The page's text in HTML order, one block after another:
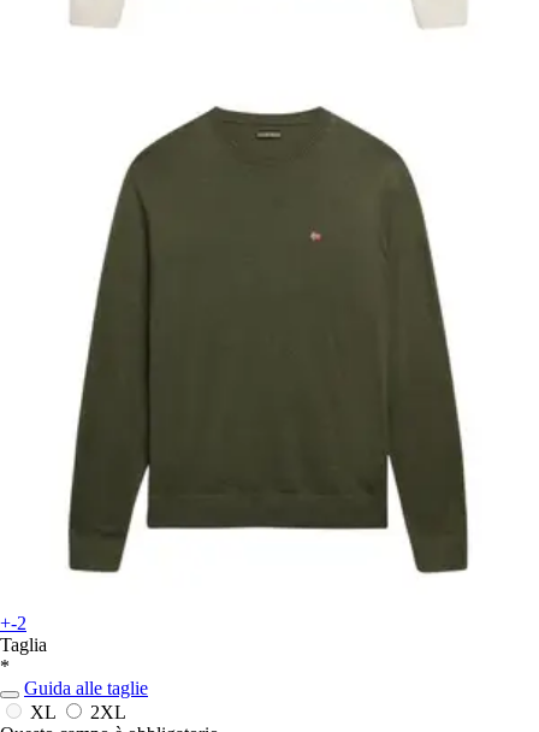
+-2
Taglia
*
Guida alle taglie
XL
2XL